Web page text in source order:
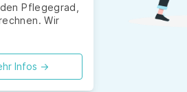
Pflegegrad,
Wir
Infos ->